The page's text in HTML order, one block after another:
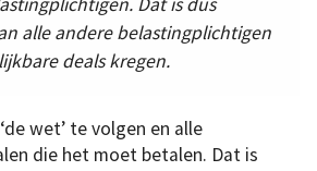
alle andere belastingplichtigen
deals kregen.
wet’ te volgen en alle
die het moet betalen. Dat is